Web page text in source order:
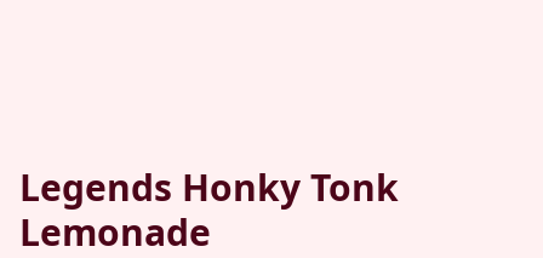
Legends Honky Tonk
Lemonade